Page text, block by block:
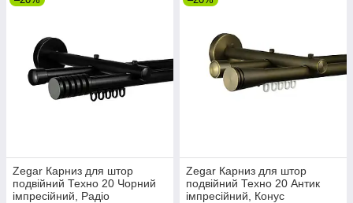
Zegar Карниз для штор
подвійний Техно 20 Чорний
імпресійний, Радіо
Zegar Карниз для штор
подвійний Техно 20 Антик
імпресійний, Конус